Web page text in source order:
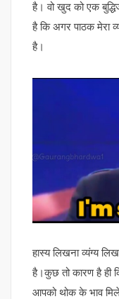
है। वो खुद को एक
है कि अगर पाठक मेरा
है।
हास्य लिखना व्यंग्य
है।कुछ तो कारण है ही
आपको थोक के भाव